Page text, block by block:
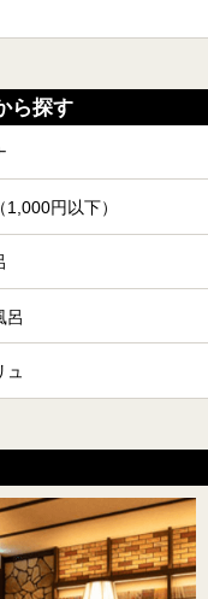
ら探す
1,000円以下）
呂
ュ